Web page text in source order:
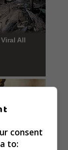
consent
to: